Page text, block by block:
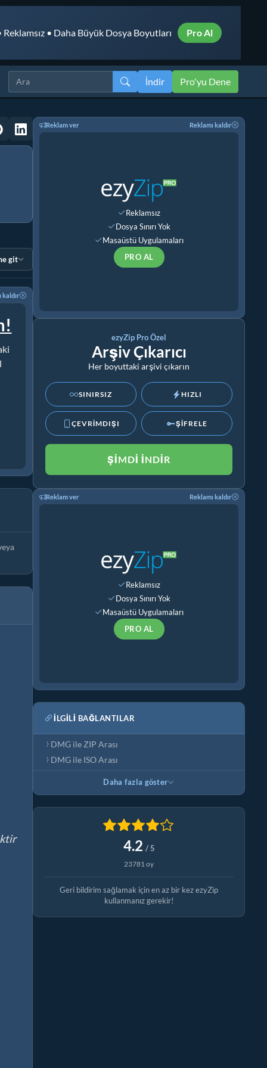
• Daha Büyük Dosya Boyutları Pro Al
İndir Pro'yu Dene
git
kaldır
Reklam ver Reklamı kaldır
Reklamsız
Dosya Sınırı Yok
Masaüstü Uygulamaları
PRO AL
ezyZip Pro Özel
Arşiv Çıkarıcı
Her boyuttaki arşivi çıkarın
SINIRSIZ HIZLI
ÇEVRİMDIŞI ŞİFRELE
ŞIMDI İNDIR
Reklam ver Reklamı kaldır
Reklamsız
Dosya Sınırı Yok
Masaüstü Uygulamaları
PRO AL
İLGILI BAĞLANTILAR
DMG ile ZIP Arası
DMG ile ISO Arası
Daha fazla göster
4.2 / 5
23781 oy
Geri bildirim sağlamak için en az bir kez ezyZip
kullanmanız gerekir!